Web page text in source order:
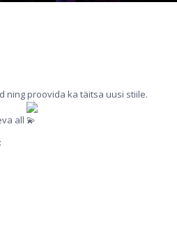
ning proovida ka täitsa uusi stiile.
all